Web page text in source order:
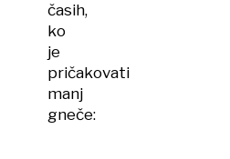
časih,
ko
je
pričakovati
manj
gneče: